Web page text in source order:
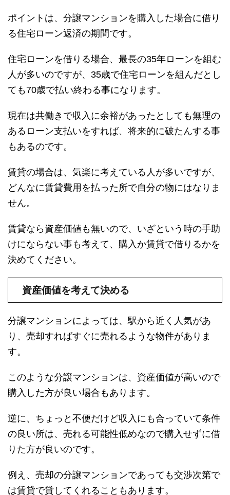
ポイントは、分譲マンションを購入した場合に借り
る住宅ローン返済の期間です。
住宅ローンを借りる場合、最長の35年ローンを組む
人が多いのですが、35歳で住宅ローンを組んだとし
ても70歳で払い終わる事になります。
現在は共働きで収入に余裕があったとしても無理の
あるローン支払いをすれば、将来的に破たんする事
もあるのです。
賃貸の場合は、気楽に考えている人が多いですが、
どんなに賃貸費用を払った所で自分の物にはなりま
せん。
賃貸なら資産価値も無いので、いざという時の手助
けにならない事も考えて、購入か賃貸で借りるかを
決めてください。
資産価値を考えて決める
分譲マンションによっては、駅から近く人気があ
り、売却すればすぐに売れるような物件がありま
す。
このような分譲マンションは、資産価値が高いので
購入した方が良い場合もあります。
逆に、ちょっと不便だけど収入にも合っていて条件
の良い所は、売れる可能性低めなので購入せずに借
りた方が良いのです。
例え、売却の分譲マンションであっても交渉次第で
は賃貸で貸してくれることもあります。